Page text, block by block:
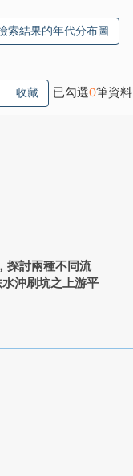
索結果的年代分布圖
收藏 已勾選0筆資料
探討兩種不同流
沖刷坑之上游平